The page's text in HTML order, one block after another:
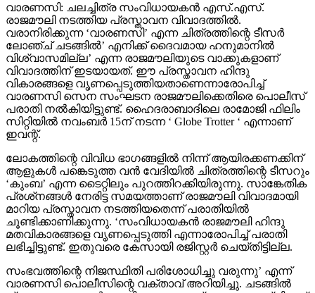
വാരണസി: ചലച്ചിത്ര സംവിധായകന്‍ എസ്.എസ്.
രാജമൗലി നടത്തിയ പ്രസ്താവന വിവാദത്തില്‍.
വരാനിരിക്കുന്ന ‘വാരണസി’ എന്ന ചിത്രത്തിന്റെ ടീസര്‍
ലോഞ്ച് ചടങ്ങില്‍’ എനിക്ക് ദൈവമായ ഹനുമാനില്‍
വിശ്വാസമില്ല’ എന്ന രാജമൗലിയുടെ വാക്കുകളാണ്
വിവാദത്തിന് ഇടയായത്. ഈ പ്രസ്താവന ഹിന്ദു
വികാരങ്ങളെ വൃണപ്പെടുത്തിയതാണെന്നാരോപിച്ച്
വാരണസി സെന സംഘടന രാജമൗലിക്കെതിരെ പൊലീസ്
പരാതി നല്‍കിയിട്ടുണ്ട്. ഹൈദരാബാദിലെ രാമോജി ഫിലിം
സിറ്റിയില്‍ നവംബര്‍ 15ന് നടന്ന ‘ Globe Trotter ‘ എന്നാണ്
ഇവന്റ്.
ലോകത്തിന്റെ വിവിധ ഭാഗങ്ങളില്‍ നിന്ന് ആയിരക്കണക്കിന്
ആളുകള്‍ പങ്കെടുത്ത വന്‍ വേദിയില്‍ ചിത്രത്തിന്റെ ടീസറും
‘കുംബ’ എന്ന ടൈറ്റിലും പുറത്തിറക്കിയിരുന്നു. സാങ്കേതിക
പ്രശ്‌നങ്ങള്‍ നേരിട്ട സമയത്താണ് രാജമൗലി വിവാദമായി
മാറിയ പ്രസ്താവന നടത്തിയതെന്ന് പരാതിയില്‍
ചൂണ്ടിക്കാണിക്കുന്നു. ‘സംവിധായകന്‍ രാജമൗലി ഹിന്ദു
മതവികാരങ്ങളെ വൃണപ്പെടുത്തി എന്നാരോപിച്ച് പരാതി
ലഭിച്ചിട്ടുണ്ട്. ഇതുവരെ കേസായി രജിസ്റ്റര്‍ ചെയ്തിട്ടില്ല.
സംഭവത്തിന്റെ നിജസ്ഥിതി പരിശോധിച്ചു വരുന്നു’ എന്ന്
വാരണസി പൊലീസിന്റെ വക്താവ് അറിയിച്ചു. ചടങ്ങില്‍